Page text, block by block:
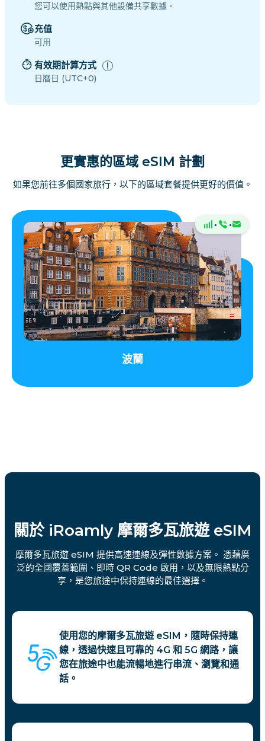
您可以使用熱點與其他設備共享數據。
充值
可用
有效期計算方式
日曆日 (UTC+0)
更實惠的區域 eSIM 計劃
如果您前往多個國家旅行，以下的區域套餐提供更好的價值。
· ·
波蘭
關於 iRoamly 摩爾多瓦旅遊 eSIM
摩爾多瓦旅遊 eSIM 提供高速連線及彈性數據方案。 憑藉廣
泛的全國覆蓋範圍、即時 QR Code 啟用，以及無限熱點分
享，是您旅途中保持連線的最佳選擇。
使用您的摩爾多瓦旅遊 eSIM，隨時保持連
線，透過快速且可靠的 4G 和 5G 網路，讓
您在旅途中也能流暢地進行串流、瀏覽和通
話。